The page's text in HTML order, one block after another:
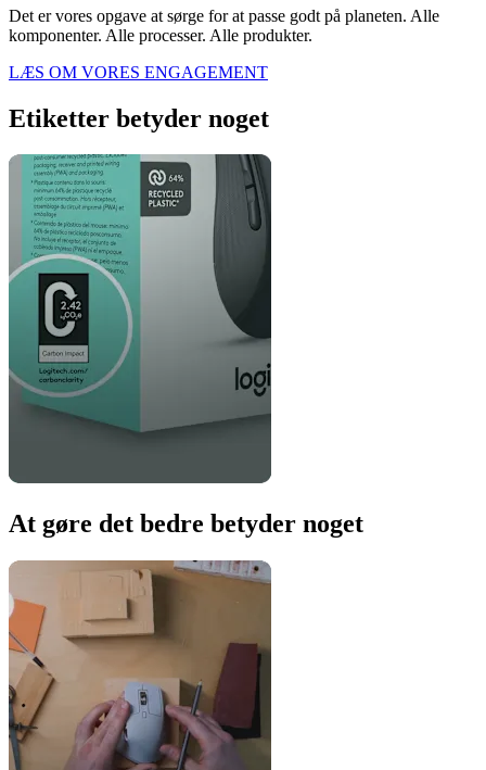
Det er vores opgave at sørge for at passe godt på planeten. Alle
komponenter. Alle processer. Alle produkter.
LÆS OM VORES ENGAGEMENT
Etiketter betyder noget
At gøre det bedre betyder noget